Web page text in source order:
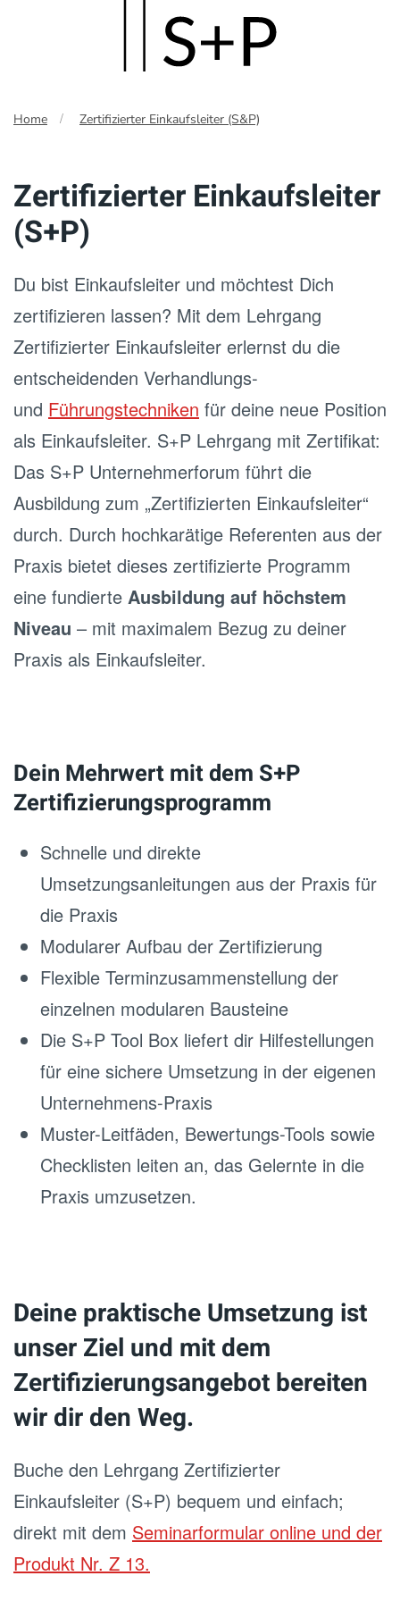
main
content
Home Zertifizierter Einkaufsleiter (S&P)
Zertifizierter Einkaufsleiter
(S+P)
Du bist Einkaufsleiter und möchtest Dich
zertifizieren lassen? Mit dem Lehrgang
Zertifizierter Einkaufsleiter erlernst du die
entscheidenden Verhandlungs-
und Führungstechniken für deine neue Position
als Einkaufsleiter. S+P Lehrgang mit Zertifikat:
Das S+P Unternehmerforum führt die
Ausbildung zum „Zertifizierten Einkaufsleiter“
durch. Durch hochkarätige Referenten aus der
Praxis bietet dieses zertifizierte Programm
eine fundierte Ausbildung auf höchstem
Niveau – mit maximalem Bezug zu deiner
Praxis als Einkaufsleiter.
Dein Mehrwert mit dem S+P
Zertifizierungsprogramm
Schnelle und direkte
Umsetzungsanleitungen aus der Praxis für
die Praxis
Modularer Aufbau der Zertifizierung
Flexible Terminzusammenstellung der
einzelnen modularen Bausteine
Die S+P Tool Box liefert dir Hilfestellungen
für eine sichere Umsetzung in der eigenen
Unternehmens-Praxis
Muster-Leitfäden, Bewertungs-Tools sowie
Checklisten leiten an, das Gelernte in die
Praxis umzusetzen.
Deine praktische Umsetzung ist
unser Ziel und mit dem
Zertifizierungsangebot bereiten
wir dir den Weg.
Buche den Lehrgang Zertifizierter
Einkaufsleiter (S+P) bequem und einfach;
direkt mit dem Seminarformular online und der
Produkt Nr. Z 13.